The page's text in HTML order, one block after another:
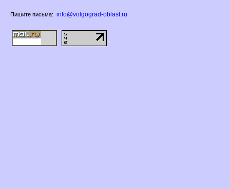
Пишите письма: info@volgograd-oblast.ru